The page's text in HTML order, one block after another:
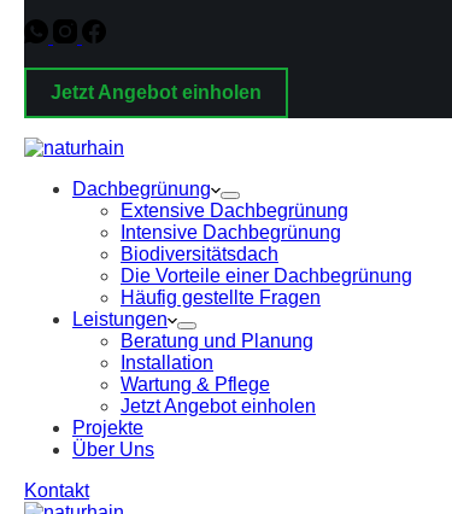
Jetzt Angebot einholen
Dachbegrünung
Extensive Dachbegrünung
Intensive Dachbegrünung
Biodiversitätsdach
Die Vorteile einer Dachbegrünung
Häufig gestellte Fragen
Leistungen
Beratung und Planung
Installation
Wartung & Pflege
Jetzt Angebot einholen
Projekte
Über Uns
Kontakt